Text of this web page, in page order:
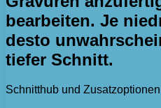
bearbeiten. Je
desto
tiefer Schnitt.
Schnitthub und Zusatzoptionen